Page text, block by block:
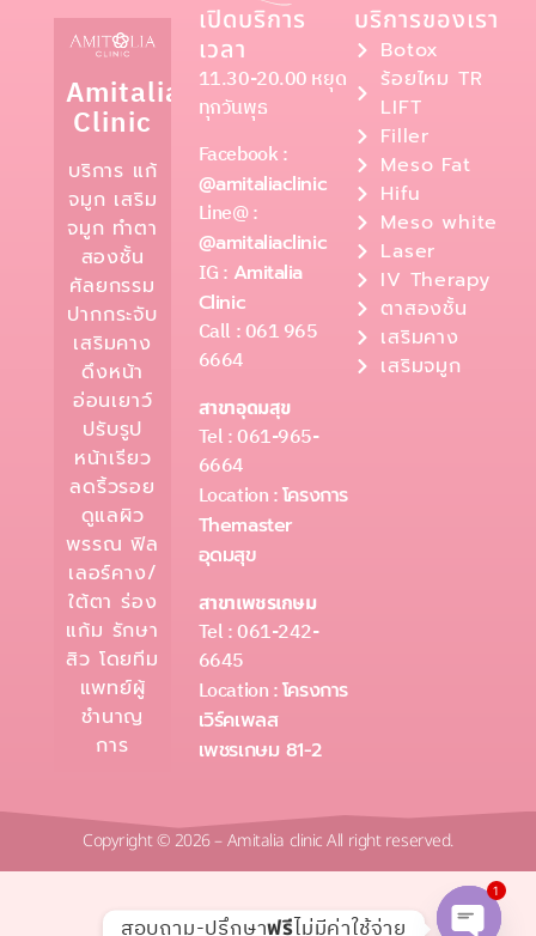
Amitalia
Clinic
บริการ แก้
จมูก เสริม
จมูก ทำตา
สองชั้น
ศัลยกรรม
ปากกระจับ
เสริมคาง
ดึงหน้า
อ่อนเยาว์
ปรับรูป
หน้าเรียว
ลดริ้วรอย
ดูแลผิว
พรรณ ฟิล
เลอร์คาง/
ใต้ตา ร่อง
แก้ม รักษา
สิว โดยทีม
แพทย์ผู้
ชำนาญ
การ
เปิดบริการ
เวลา
11.30-20.00 หยุด
ทุกวันพุธ
Facebook :
@amitaliaclinic
Line@ :
@amitaliaclinic
IG : Amitalia
Clinic
Call : 061 965
6664
สาขาอุดมสุข
Tel : 061-965-
6664
Location :โครงการ
Themaster
อุดมสุข
สาขาเพชรเกษม
Tel : 061-242-
6645
Location :โครงการ
เวิร์คเพลส
เพชรเกษม 81-2
บริการของเรา
Botox
ร้อยไหม TR
LIFT
Filler
Meso Fat
Hifu
Meso white
Laser
IV Therapy
ตาสองชั้น
เสริมคาง
เสริมจมูก
Copyright © 2026 – Amitalia clinic All right reserved.
สอบถาม-ปรึกษาฟรีไม่มีค่าใช้จ่าย
1